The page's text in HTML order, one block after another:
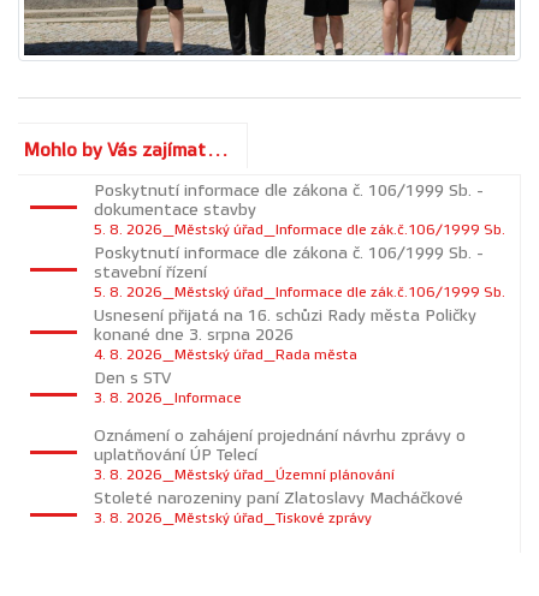
Mohlo by Vás zajímat...
Poskytnutí informace dle zákona č. 106/1999 Sb. -
dokumentace stavby
5. 8. 2026_Městský úřad_Informace dle zák.č.106/1999 Sb.
Poskytnutí informace dle zákona č. 106/1999 Sb. -
stavební řízení
5. 8. 2026_Městský úřad_Informace dle zák.č.106/1999 Sb.
Usnesení přijatá na 16. schůzi Rady města Poličky
konané dne 3. srpna 2026
4. 8. 2026_Městský úřad_Rada města
Den s STV
3. 8. 2026_Informace
Oznámení o zahájení projednání návrhu zprávy o
uplatňování ÚP Telecí
3. 8. 2026_Městský úřad_Územní plánování
Stoleté narozeniny paní Zlatoslavy Macháčkové
3. 8. 2026_Městský úřad_Tiskové zprávy